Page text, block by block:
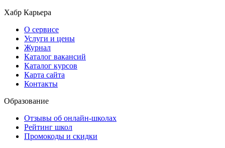
Хабр Карьера
О сервисе
Услуги и цены
Журнал
Каталог вакансий
Каталог курсов
Карта сайта
Контакты
Образование
Отзывы об онлайн-школах
Рейтинг школ
Промокоды и скидки